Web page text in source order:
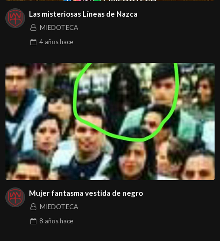
Las misteriosas Líneas de Nazca
MIEDOTECA
4 añoshace
Mujer fantasma vestida de negro
MIEDOTECA
8 añoshace